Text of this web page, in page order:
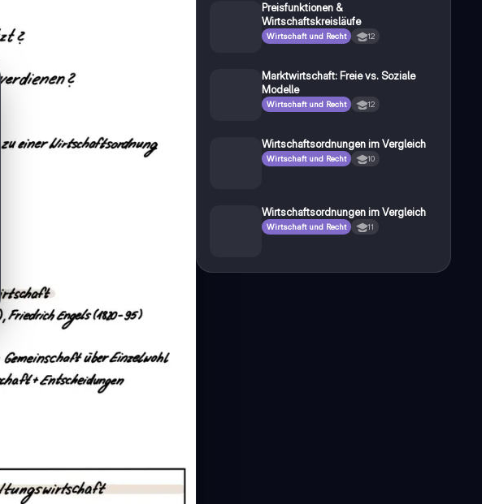
Preisfunktionen &
Wirtschaftskreisläufe
Wirtschaft und Recht 12
Marktwirtschaft: Freie vs. Soziale
Modelle
Wirtschaft und Recht 12
Wirtschaftsordnungen im Vergleich
Wirtschaft und Recht 10
Wirtschaftsordnungen im Vergleich
Wirtschaft und Recht 11